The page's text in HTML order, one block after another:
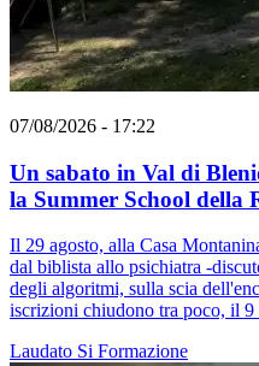
07/08/2026 - 17:22
Un sabato in Val di
la Summer School della
Il 29 agosto, alla Casa
dal biblista allo psichiatra -
degli algoritmi, sulla scia
iscrizioni chiudono tra poco, il 9
Laudato Si Formazione